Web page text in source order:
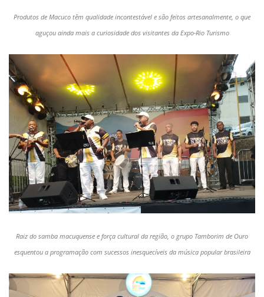
Produtos de Macuco têm qualidade incontestável e são feitos artesanalmente, o que
aguçou ainda mais a curiosidade dos visitantes da Expo-Rio Turismo
Raiz do samba macuquense e força cultural da região, o grupo Tamborim de Ouro
esquentou a programação com sucessos inesquecíveis da música popular brasileira